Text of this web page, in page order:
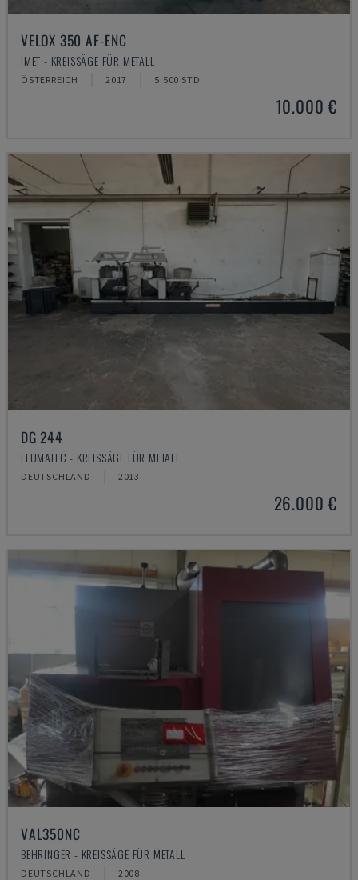
VELOX 350 AF-ENC
IMET - KREISSÄGE FÜR METALL
ÖSTERREICH 2017 5.500 STD
10.000 €
DG 244
ELUMATEC - KREISSÄGE FÜR METALL
DEUTSCHLAND 2013
26.000 €
VAL350NC
BEHRINGER - KREISSÄGE FÜR METALL
DEUTSCHLAND 2008